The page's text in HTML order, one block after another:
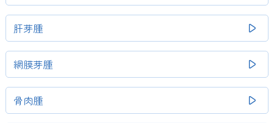
肝芽腫
網膜芽腫
骨肉腫